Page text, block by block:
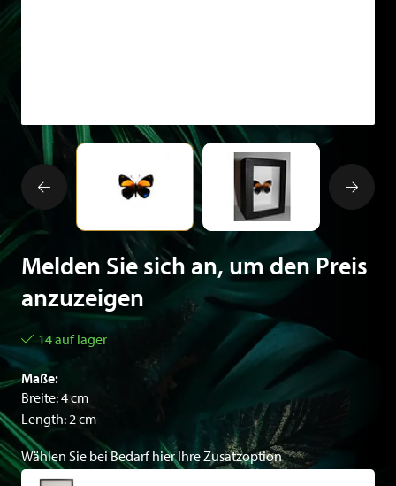
Melden Sie sich an, um den Preis
anzuzeigen
14 auf lager
Maße:
Breite: 4 cm
Length: 2 cm
Wählen Sie bei Bedarf hier Ihre Zusatzoption